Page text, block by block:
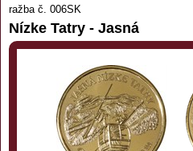
ražba č. 006SK
Nízke Tatry - Jasná